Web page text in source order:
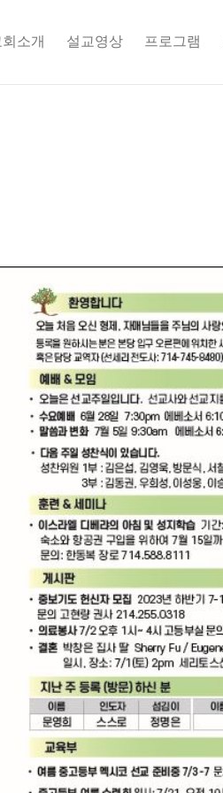
회소개 설교영상 프로그램